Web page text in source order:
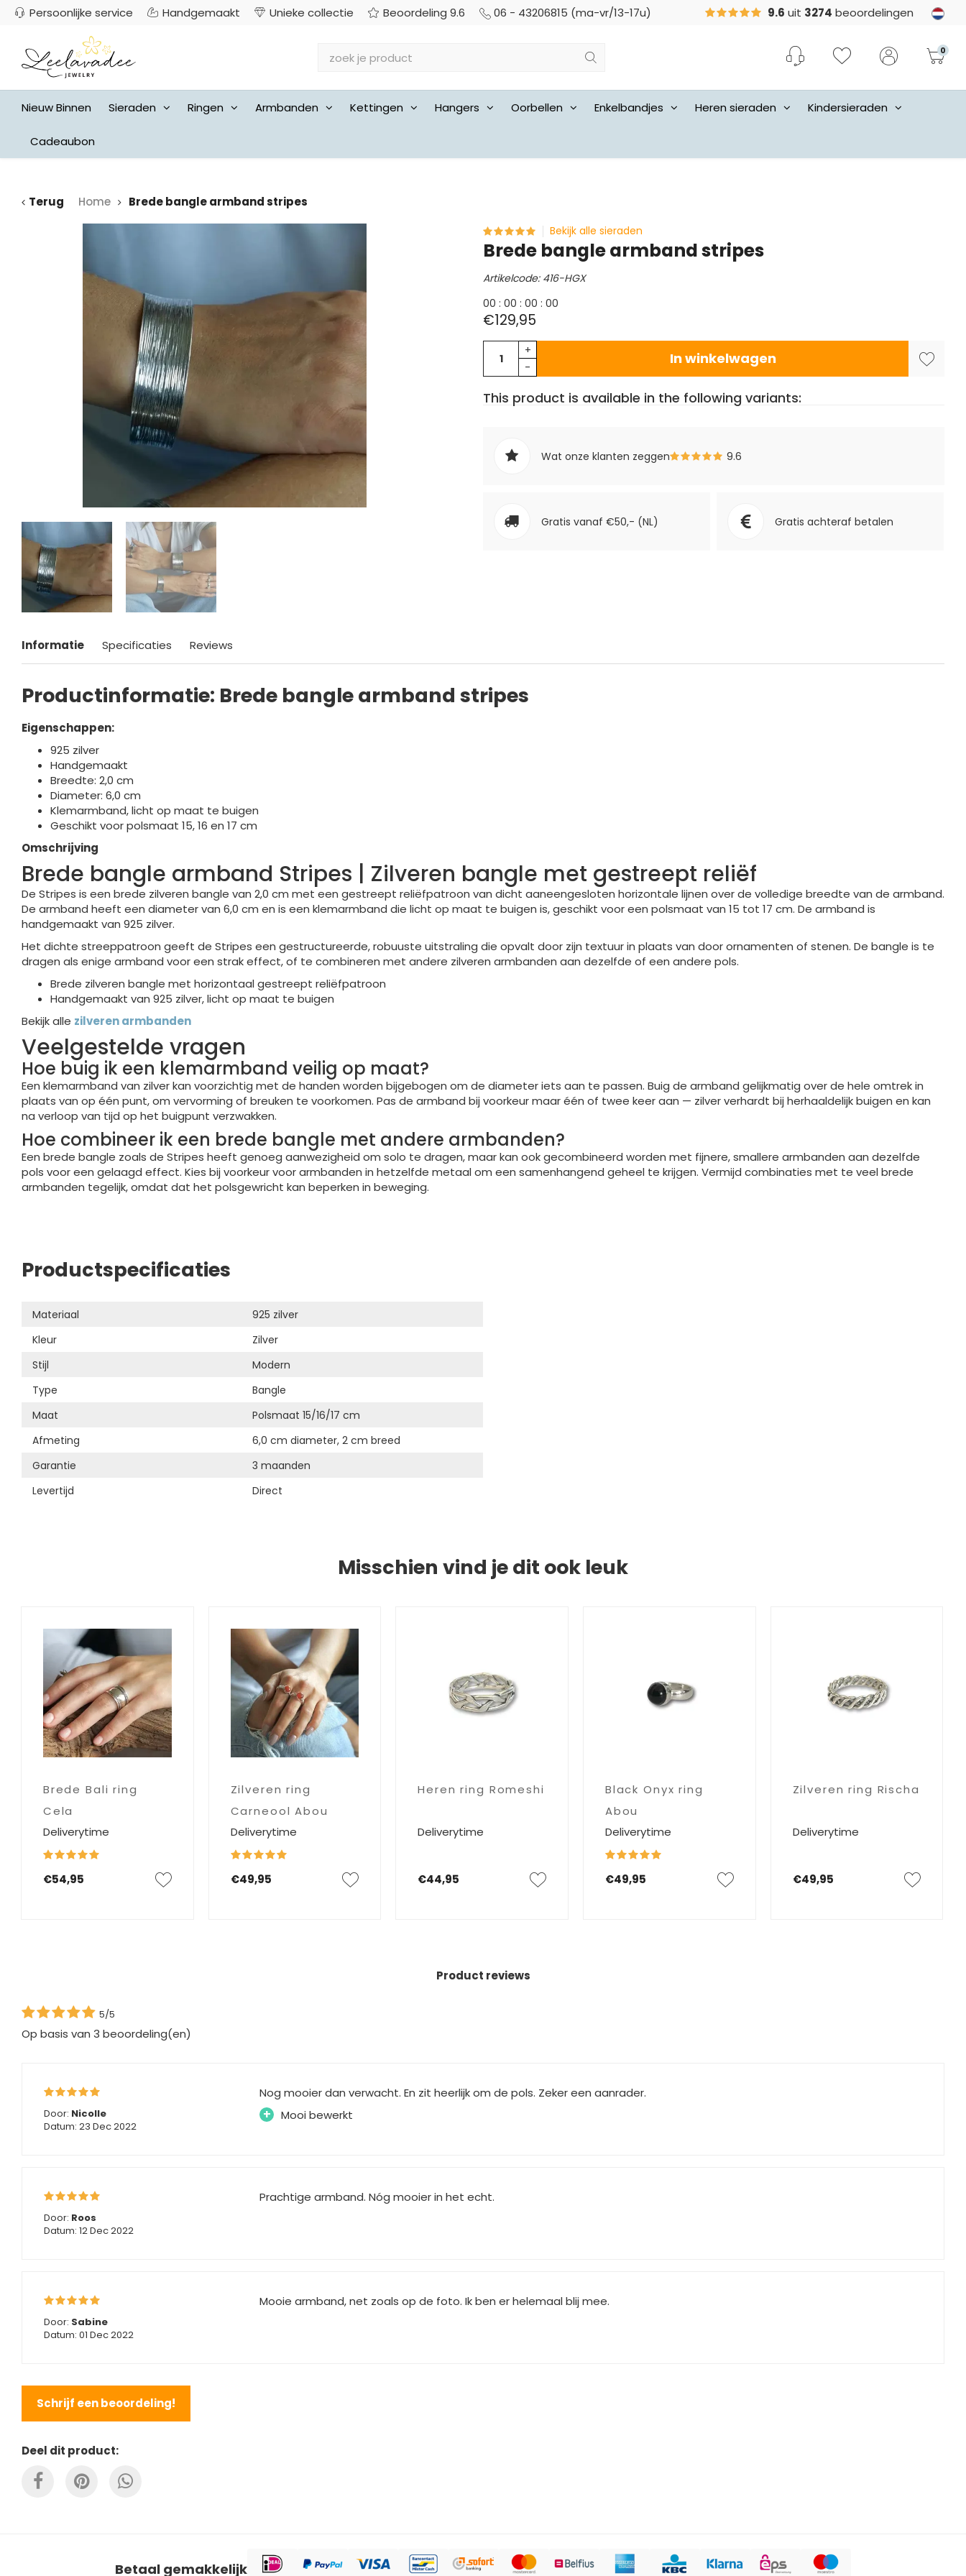
Persoonlijke service Handgemaakt Unieke collectie Beoordeling 9.6 06 - 43206815 (ma-vr/13-17u) 9.6 uit 3274 beoordelingen
0
Nieuw Binnen Sieraden Ringen Armbanden Kettingen Hangers Oorbellen Enkelbandjes Heren sieraden Kindersieraden
Cadeaubon
Terug Home Brede bangle armband stripes
Bekijk alle sieraden
Brede bangle armband stripes
Artikelcode: 416-HGX
00 : 00 : 00 : 00
€129,95
+
-
In winkelwagen
This product is available in the following variants:
Wat onze klanten zeggen 9.6
Gratis vanaf €50,- (NL) Gratis achteraf betalen
Informatie Specificaties Reviews
Productinformatie: Brede bangle armband stripes
Eigenschappen:
925 zilver
Handgemaakt
Breedte: 2,0 cm
Diameter: 6,0 cm
Klemarmband, licht op maat te buigen
Geschikt voor polsmaat 15, 16 en 17 cm
Omschrijving
Brede bangle armband Stripes | Zilveren bangle met gestreept reliëf
De Stripes is een brede zilveren bangle van 2,0 cm met een gestreept reliëfpatroon van dicht aaneengesloten horizontale lijnen over de volledige breedte van de armband.
De armband heeft een diameter van 6,0 cm en is een klemarmband die licht op maat te buigen is, geschikt voor een polsmaat van 15 tot 17 cm. De armband is
handgemaakt van 925 zilver.
Het dichte streeppatroon geeft de Stripes een gestructureerde, robuuste uitstraling die opvalt door zijn textuur in plaats van door ornamenten of stenen. De bangle is te
dragen als enige armband voor een strak effect, of te combineren met andere zilveren armbanden aan dezelfde of een andere pols.
Brede zilveren bangle met horizontaal gestreept reliëfpatroon
Handgemaakt van 925 zilver, licht op maat te buigen
Bekijk alle zilveren armbanden
Veelgestelde vragen
Hoe buig ik een klemarmband veilig op maat?
Een klemarmband van zilver kan voorzichtig met de handen worden bijgebogen om de diameter iets aan te passen. Buig de armband gelijkmatig over de hele omtrek in
plaats van op één punt, om vervorming of breuken te voorkomen. Pas de armband bij voorkeur maar één of twee keer aan — zilver verhardt bij herhaaldelijk buigen en kan
na verloop van tijd op het buigpunt verzwakken.
Hoe combineer ik een brede bangle met andere armbanden?
Een brede bangle zoals de Stripes heeft genoeg aanwezigheid om solo te dragen, maar kan ook gecombineerd worden met fijnere, smallere armbanden aan dezelfde
pols voor een gelaagd effect. Kies bij voorkeur voor armbanden in hetzelfde metaal om een samenhangend geheel te krijgen. Vermijd combinaties met te veel brede
armbanden tegelijk, omdat dat het polsgewricht kan beperken in beweging.
Productspecificaties
Materiaal
925 zilver
Kleur
Zilver
Stijl
Modern
Type
Bangle
Maat
Polsmaat 15/16/17 cm
Afmeting
6,0 cm diameter, 2 cm breed
Garantie
3 maanden
Levertijd
Direct
Misschien vind je dit ook leuk
Brede Bali ring
Cela
Deliverytime
€54,95
Zilveren ring
Carneool Abou
Deliverytime
€49,95
Heren ring Romeshi
Deliverytime
€44,95
Black Onyx ring
Abou
Deliverytime
€49,95
Zilveren ring Rischa
Deliverytime
€49,95
Product reviews
5/5
Op basis van 3 beoordeling(en)
Door: Nicolle
Datum: 23 Dec 2022
Nog mooier dan verwacht. En zit heerlijk om de pols. Zeker een aanrader.
+ Mooi bewerkt
Door: Roos
Datum: 12 Dec 2022
Prachtige armband. Nóg mooier in het echt.
Door: Sabine
Datum: 01 Dec 2022
Mooie armband, net zoals op de foto. Ik ben er helemaal blij mee.
Schrijf een beoordeling!
Deel dit product:
Betaal gemakkelijk